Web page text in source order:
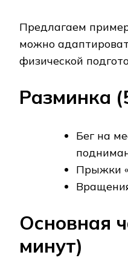
Предлагаем
можно
физической
Разминка
Бег на
Прыжки
Основная
минут)